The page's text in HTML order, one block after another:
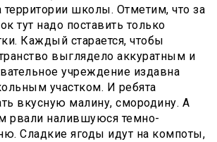
школы. Отметим, что за
тут надо поставить только
Каждый старается, чтобы
выглядело аккуратным и
учреждение издавна
участком. И ребята
вкусную малину, смородину. А
рвали налившуюся темно-
Сладкие ягоды идут на компоты,